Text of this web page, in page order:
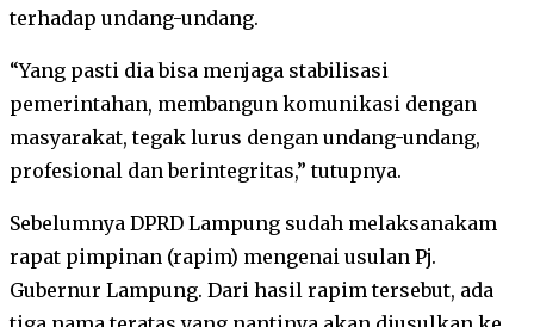
terhadap undang-undang.
“Yang pasti dia bisa menjaga stabilisasi
pemerintahan, membangun komunikasi dengan
masyarakat, tegak lurus dengan undang-undang,
profesional dan berintegritas,” tutupnya.
Sebelumnya DPRD Lampung sudah melaksanakam
rapat pimpinan (rapim) mengenai usulan Pj.
Gubernur Lampung. Dari hasil rapim tersebut, ada